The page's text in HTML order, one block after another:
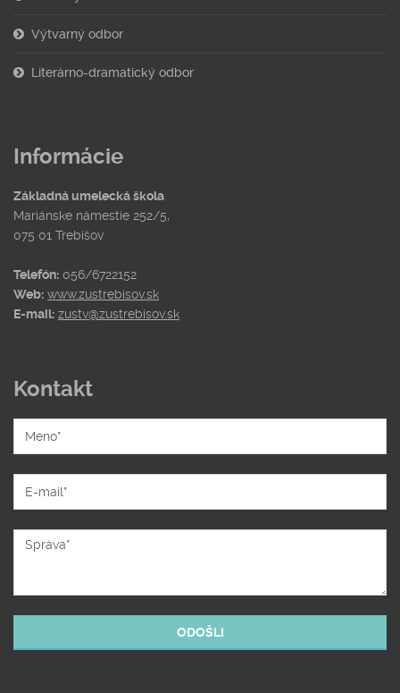
Výtvarný odbor
Literárno-dramatický odbor
Informácie
Základná umelecká škola
Mariánske námestie 252/5,
075 01 Trebišov
Telefón: 056/6722152
Web: www.zustrebisov.sk
E-mail: zustv@zustrebisov.sk
Kontakt